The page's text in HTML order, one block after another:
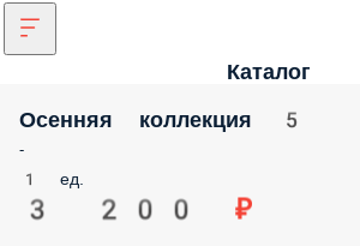
Каталог
Осенняя коллекция 5
-
1 ед.
3 200 ₽